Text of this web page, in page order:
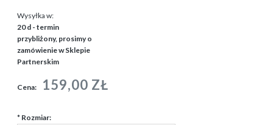
Wysyłka w:
20 d - termin
przybliżony, prosimy o
zamówienie w Sklepie
Partnerskim
Cena: 159,00 ZŁ
* Rozmiar: